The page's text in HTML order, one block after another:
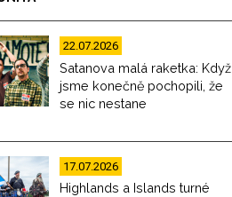
22.07.2026
Satanova malá raketka: Když
jsme konečně pochopili, že
se nic nestane
17.07.2026
Highlands a Islands turné